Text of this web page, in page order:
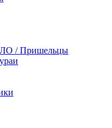
/ Пришельцы